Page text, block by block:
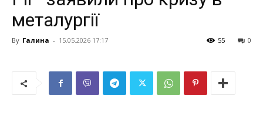
металургії
By Галина - 15.05.2026 17:17 0
55